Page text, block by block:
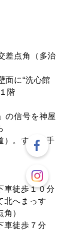
差点角（多治
面に“洗心館
階
の信号を神屋
）。すぐ右手
車徒歩１０分
北へまっす
）
車徒歩７分